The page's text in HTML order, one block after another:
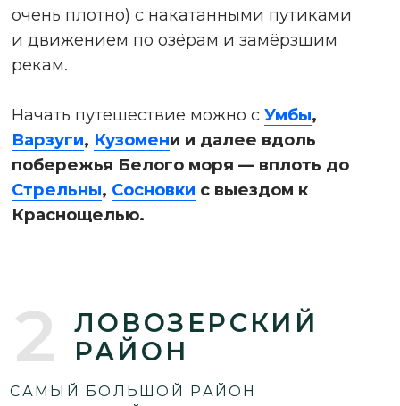
МУРМАНСКОЙ ОБЛАСТИ
Выезд изЛовозер а с самыми длинными
перегонами — до 300 км в световой день.
Баренцева моря — от Туманного до
Островного и Каневки.
Лесная часть вокруг
водохранилища— плотно растущие
хвойники(настолько плотно, что
егерем или местным охотником. При
движении в сторону моря через 40–50 км
начинается тундра с необъятными
самого берега Баренцева моря.